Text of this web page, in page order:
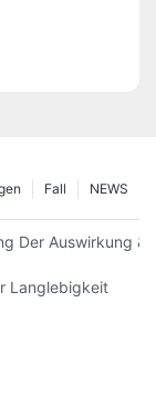
NEWS
Fall
Der Auswirkung &
Langlebigkeit